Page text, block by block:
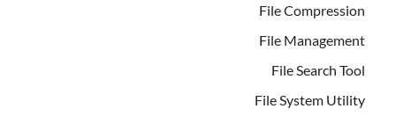
File Compression
File Management
File Search Tool
File System Utility